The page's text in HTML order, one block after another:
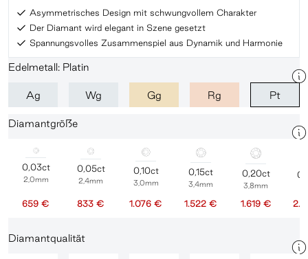
Asymmetrisches Design mit schwungvollem Charakter
Der Diamant wird elegant in Szene gesetzt
Spannungsvolles Zusammenspiel aus Dynamik und Harmonie
Edelmetall: Platin
Ag Wg Gg Rg Pt
Diamantgröße
0,03ct
2,0mm
659 €
0,05ct
2,4mm
833 €
0,10ct
3,0mm
1.076 €
0,15ct
3,4mm
1.522 €
0,20ct
3,8mm
1.619 €
Diamantqualität